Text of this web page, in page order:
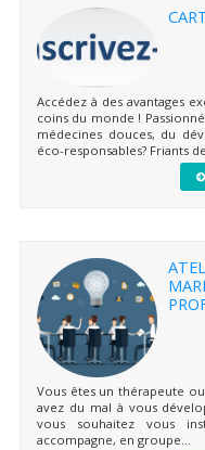
Accédez à des avantages
coins du monde !
médecines douces, du
éco-responsables? Friants
Vous êtes un thérapeute
avez du mal à vous
vous souhaitez vous
accompagne, en groupe...